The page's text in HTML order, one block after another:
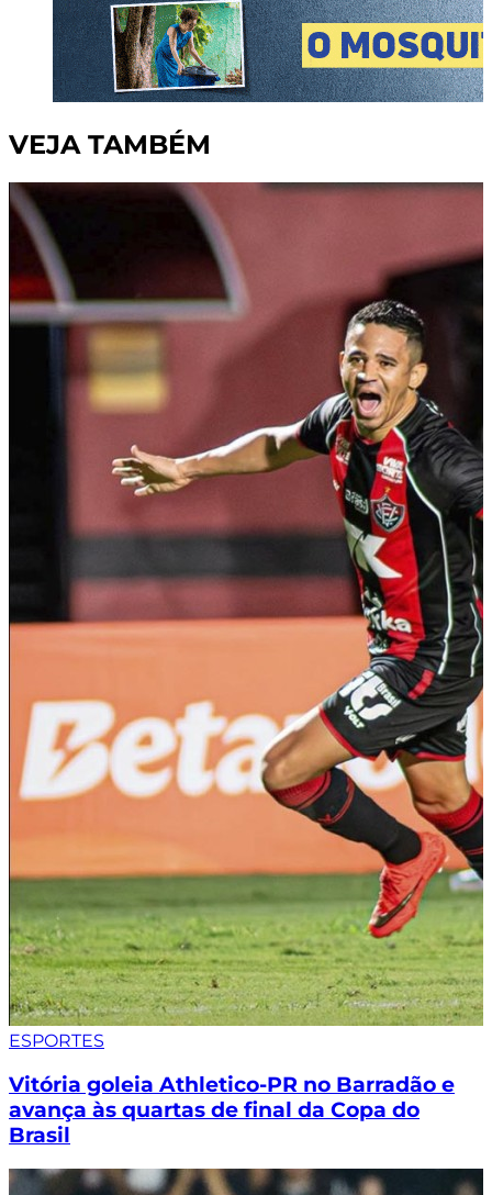
VEJA TAMBÉM
ESPORTES
Vitória goleia Athletico-PR no Barradão e
avança às quartas de final da Copa do
Brasil